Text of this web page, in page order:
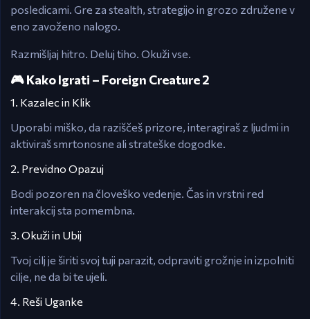
posledicami. Gre za stealth, strategijo in grozo združene v
eno zavoženo nalogo.
Razmišljaj hitro. Deluj tiho. Okuži vse.
🎮 Kako Igrati – Foreign Creature 2
1. Kazalec in Klik
Uporabi miško, da raziščeš prizore, interagiraš z ljudmi in
aktiviraš smrtonosne ali strateške dogodke.
2. Previdno Opazuj
Bodi pozoren na človeško vedenje. Čas in vrstni red
interakcij sta pomembna.
3. Okuži in Ubij
Tvoj cilj je širiti svoj tuji parazit, odpraviti grožnje in izpolniti
cilje, ne da bi te ujeli.
4. Reši Uganke